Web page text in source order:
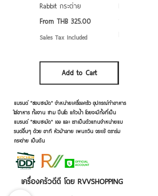
Rabbit กระต่าย
From THB 325.00
Sale Price
Sales Tax Included
Add to Cart
แบรนด์ "ชอบชะมัด" จำหน่ายเครื่องครัว อุปกรณ์ทำอาหาร
ใส่อาหาร ทั้งจาน ชาม ปิ่นโต แก้วน้ำ โดยจะมีทั้งที่เป็น
แบรนด์ "ชอบชะมัด" เอง และ เราเป็นตัวแทนจำหน่ายแบ
รนด์อื่นๆ ด้วย อาทิ หัวม้าลาย เพนกวิน จระเข้ ตราร่ม
กระต่าย เป็นต้น
เครื่องครัวดีดี โดย RVVSHOPPING